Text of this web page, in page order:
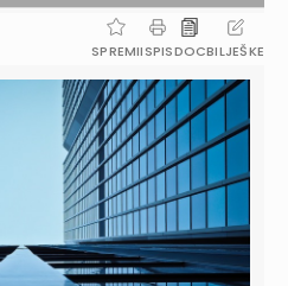
SPREMIISPISDOCBILJEŠKE